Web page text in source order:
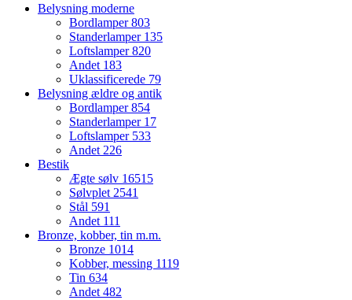
Belysning moderne
Bordlamper803
Standerlamper 135
Loftslamper820
Andet 183
Uklassificerede 79
Belysning ældre og antik
Bordlamper854
Standerlamper 17
Loftslamper 533
Andet 226
Bestik
Ægte sølv 16515
Sølvplet 2541
Stål 591
Andet 111
Bronze, kobber, tin m.m.
Bronze 1014
Kobber, messing 1119
Tin 634
Andet 482